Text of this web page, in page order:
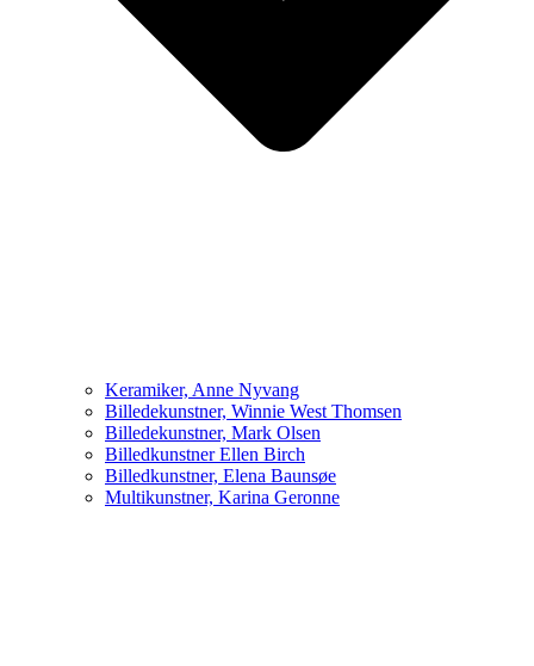
Keramiker, Anne Nyvang
Billedekunstner, Winnie West Thomsen
Billedekunstner, Mark Olsen
Billedkunstner Ellen Birch
Billedkunstner, Elena Baunsøe
Multikunstner, Karina Geronne